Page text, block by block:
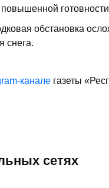
обстановка
снега.
канале газеты
сетях